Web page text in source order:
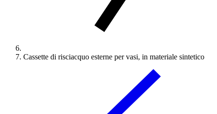
Cassette di risciacquo esterne per vasi, in materiale sintetico